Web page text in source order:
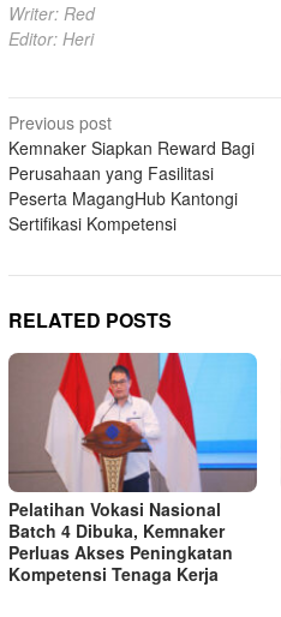
Writer: Red
Editor: Heri
Post
navigation
Previous post
Kemnaker Siapkan Reward Bagi
Perusahaan yang Fasilitasi
Peserta MagangHub Kantongi
Sertifikasi Kompetensi
RELATED POSTS
Pelatihan Vokasi Nasional
Batch 4 Dibuka, Kemnaker
Perluas Akses Peningkatan
Kompetensi Tenaga Kerja